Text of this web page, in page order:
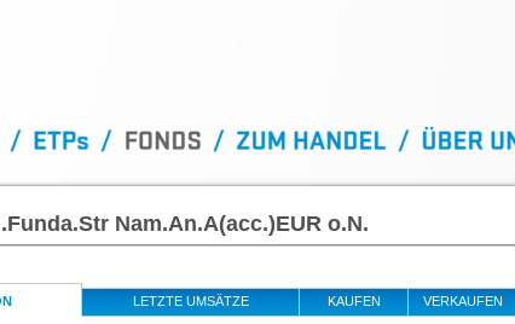
Nam.An.A(acc.)EUR o.N.
LETZTE UMSÄTZE KAUFEN VERKAUFEN